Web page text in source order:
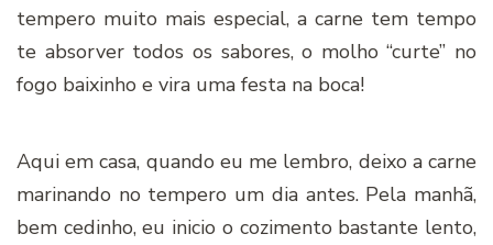
tempero muito mais especial, a carne tem tempo
te absorver todos os sabores, o molho “curte” no
fogo baixinho e vira uma festa na boca!
Aqui em casa, quando eu me lembro, deixo a carne
marinando no tempero um dia antes. Pela manhã,
bem cedinho, eu inicio o cozimento bastante lento,